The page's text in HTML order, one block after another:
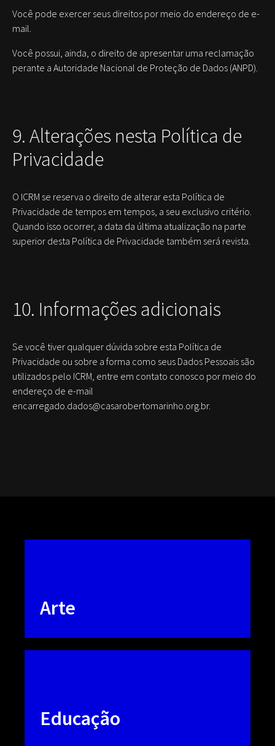
Você pode exercer seus direitos por meio do endereço de e-
mail.
Você possui, ainda, o direito de apresentar uma reclamação
perante a Autoridade Nacional de Proteção de Dados (ANPD).
9. Alterações nesta Política de
Privacidade
O ICRM se reserva o direito de alterar esta Política de
Privacidade de tempos em tempos, a seu exclusivo critério.
Quando isso ocorrer, a data da última atualização na parte
superior desta Política de Privacidade também será revista.
10. Informações adicionais
Se você tiver qualquer dúvida sobre esta Política de
Privacidade ou sobre a forma como seus Dados Pessoais são
utilizados pelo ICRM, entre em contato conosco por meio do
endereço de e-mail
encarregado.dados@casarobertomarinho.org.br.
Arte
Educação